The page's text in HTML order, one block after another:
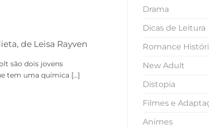
de Leisa Rayven
são dois jovens
tem uma química [...]
Drama
Dicas de Leitura
Romance
New Adult
Distopia
Filmes e
Animes